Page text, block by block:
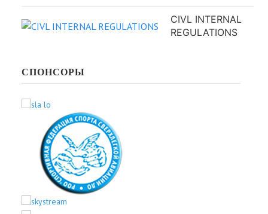
CIVL INTERNAL
REGULATIONS
СПОНСОРЫ